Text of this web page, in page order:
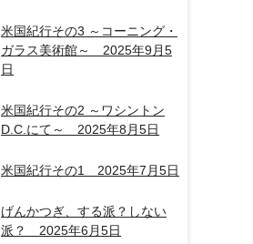
米国紀行その3 ～コーニング・
ガラス美術館～ 2025年9月5
日
米国紀行その2 ～ワシントン
D.C.にて～ 2025年8月5日
米国紀行その1 2025年7月5日
げんかつぎ、する派？しない
派？ 2025年6月5日